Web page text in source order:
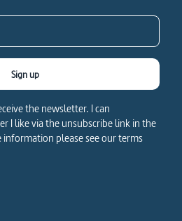
the newsletter. I can
I like via the unsubscribe link in the
please see our terms
Sign up